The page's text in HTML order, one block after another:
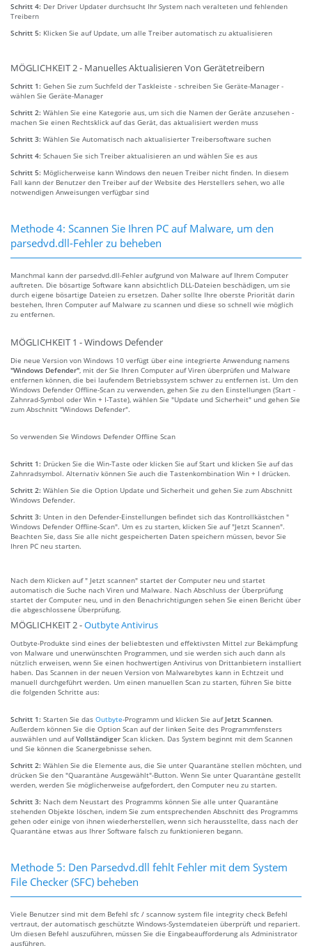
Schritt 4: Der Driver Updater durchsucht Ihr System nach veralteten und fehlenden
Treibern
Schritt 5: Klicken Sie auf Update, um alle Treiber automatisch zu aktualisieren
MÖGLICHKEIT 2 - Manuelles Aktualisieren Von Gerätetreibern
Schritt 1: Gehen Sie zum Suchfeld der Taskleiste - schreiben Sie Geräte-Manager -
wählen Sie Geräte-Manager
Schritt 2: Wählen Sie eine Kategorie aus, um sich die Namen der Geräte anzusehen -
machen Sie einen Rechtsklick auf das Gerät, das aktualisiert werden muss
Schritt 3: Wählen Sie Automatisch nach aktualisierter Treibersoftware suchen
Schritt 4: Schauen Sie sich Treiber aktualisieren an und wählen Sie es aus
Schritt 5: Möglicherweise kann Windows den neuen Treiber nicht finden. In diesem
Fall kann der Benutzer den Treiber auf der Website des Herstellers sehen, wo alle
notwendigen Anweisungen verfügbar sind
Methode 4: Scannen Sie Ihren PC auf Malware, um den
parsedvd.dll-Fehler zu beheben
Manchmal kann der parsedvd.dll-Fehler aufgrund von Malware auf Ihrem Computer
auftreten. Die bösartige Software kann absichtlich DLL-Dateien beschädigen, um sie
durch eigene bösartige Dateien zu ersetzen. Daher sollte Ihre oberste Priorität darin
bestehen, Ihren Computer auf Malware zu scannen und diese so schnell wie möglich
zu entfernen.
MÖGLICHKEIT 1 - Windows Defender
Die neue Version von Windows 10 verfügt über eine integrierte Anwendung namens
"Windows Defender" , mit der Sie Ihren Computer auf Viren überprüfen und Malware
entfernen können, die bei laufendem Betriebssystem schwer zu entfernen ist. Um den
Windows Defender Offline-Scan zu verwenden, gehen Sie zu den Einstellungen (Start -
Zahnrad-Symbol oder Win + I-Taste), wählen Sie "Update und Sicherheit" und gehen Sie
zum Abschnitt "Windows Defender".
So verwenden Sie Windows Defender Offline Scan
Schritt 1: Drücken Sie die Win-Taste oder klicken Sie auf Start und klicken Sie auf das
Zahnradsymbol. Alternativ können Sie auch die Tastenkombination Win + I drücken.
Schritt 2: Wählen Sie die Option Update und Sicherheit und gehen Sie zum Abschnitt
Windows Defender.
Schritt 3: Unten in den Defender-Einstellungen befindet sich das Kontrollkästchen "
Windows Defender Offline-Scan". Um es zu starten, klicken Sie auf "Jetzt Scannen".
Beachten Sie, dass Sie alle nicht gespeicherten Daten speichern müssen, bevor Sie
Ihren PC neu starten.
Nach dem Klicken auf " Jetzt scannen" startet der Computer neu und startet
automatisch die Suche nach Viren und Malware. Nach Abschluss der Überprüfung
startet der Computer neu, und in den Benachrichtigungen sehen Sie einen Bericht über
die abgeschlossene Überprüfung.
MÖGLICHKEIT 2 -Outbyte Antivirus
Outbyte-Produkte sind eines der beliebtesten und effektivsten Mittel zur Bekämpfung
von Malware und unerwünschten Programmen, und sie werden sich auch dann als
nützlich erweisen, wenn Sie einen hochwertigen Antivirus von Drittanbietern installiert
haben. Das Scannen in der neuen Version von Malwarebytes kann in Echtzeit und
manuell durchgeführt werden. Um einen manuellen Scan zu starten, führen Sie bitte
die folgenden Schritte aus:
Schritt 1: Starten Sie das Outbyte-Programm und klicken Sie auf Jetzt Scannen.
Außerdem können Sie die Option Scan auf der linken Seite des Programmfensters
auswählen und aufVollständiger Scan klicken. Das System beginnt mit dem Scannen
und Sie können die Scanergebnisse sehen.
Schritt 2: Wählen Sie die Elemente aus, die Sie unter Quarantäne stellen möchten, und
drücken Sie den "Quarantäne Ausgewählt"-Button. Wenn Sie unter Quarantäne gestellt
werden, werden Sie möglicherweise aufgefordert, den Computer neu zu starten.
Schritt 3: Nach dem Neustart des Programms können Sie alle unter Quarantäne
stehenden Objekte löschen, indem Sie zum entsprechenden Abschnitt des Programms
gehen oder einige von ihnen wiederherstellen, wenn sich herausstellte, dass nach der
Quarantäne etwas aus Ihrer Software falsch zu funktionieren begann.
Methode 5: Den Parsedvd.dll fehlt Fehler mit dem System
File Checker (SFC) beheben
Viele Benutzer sind mit dem Befehl sfc / scannow system file integrity check Befehl
vertraut, der automatisch geschützte Windows-Systemdateien überprüft und repariert.
Um diesen Befehl auszuführen, müssen Sie die Eingabeaufforderung als Administrator
ausführen.